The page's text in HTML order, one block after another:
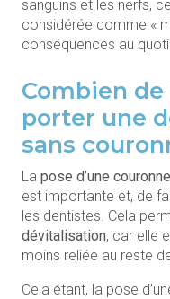
sanguins et les nerfs,
considérée comme «
conséquences au
Combien
porter une
sans
La pose d’une
est importante et, de
les dentistes. Cela
dévitalisation, car elle
moins reliée au reste
Cela étant, la pose